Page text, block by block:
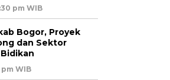
pm WIB
Bogor, Proyek
dan Sektor
WIB